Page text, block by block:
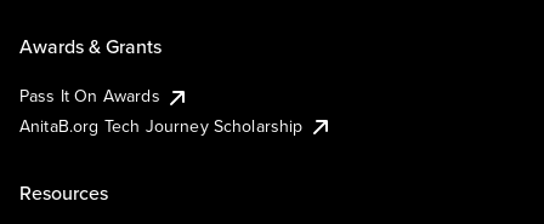
Awards & Grants
Pass It On Awards
AnitaB.org Tech Journey Scholarship
Resources